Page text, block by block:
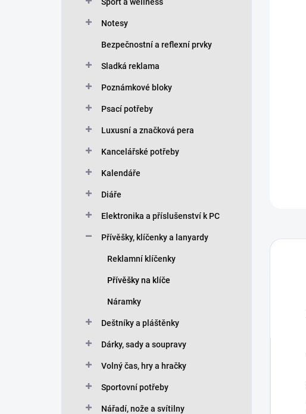
Notesy
Bezpečnostní a reflexní prvky
Sladká reklama
Poznámkové bloky
Psací potřeby
Luxusní a značková pera
Kancelářské potřeby
Kalendáře
Diáře
Elektronika a příslušenství k PC
Přívěšky, klíčenky a lanyardy
Reklamní klíčenky
Přívěšky na klíče
Náramky
Deštníky a pláštěnky
Dárky, sady a soupravy
Volný čas, hry a hračky
Sportovní potřeby
Nářadí, nože a svítilny